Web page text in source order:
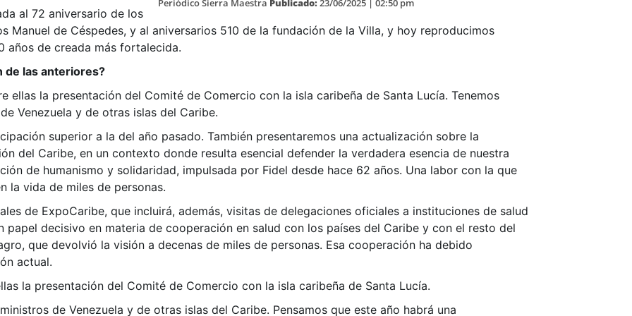
Periódico Sierra Maestra Publicado: 23/06/2025 | 02:50 pm
al 72 aniversario de los
Manuel de Céspedes, y al aniversarios 510 de la fundación de la Villa, y hoy reproducimos
años de creada más fortalecida.
de las anteriores?
ellas la presentación del Comité de Comercio con la isla caribeña de Santa Lucía. Tenemos
Venezuela y de otras islas del Caribe.
superior a la del año pasado. También presentaremos una actualización sobre la
del Caribe, en un contexto donde resulta esencial defender la verdadera esencia de nuestra
de humanismo y solidaridad, impulsada por Fidel desde hace 62 años. Una labor con la que
la vida de miles de personas.
de ExpoCaribe, que incluirá, además, visitas de delegaciones oficiales a instituciones de salud
papel decisivo en materia de cooperación en salud con los países del Caribe y con el resto del
que devolvió la visión a decenas de miles de personas. Esa cooperación ha debido
actual.
la presentación del Comité de Comercio con la isla caribeña de Santa Lucía.
de Venezuela y de otras islas del Caribe. Pensamos que este año habrá una